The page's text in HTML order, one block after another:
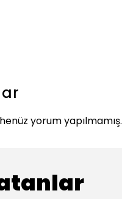
yorum yapılmamış.